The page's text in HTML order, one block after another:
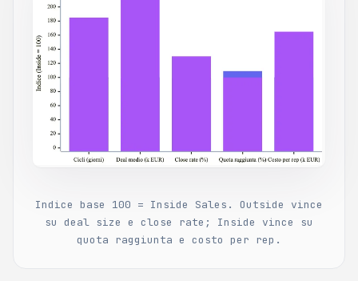
Indice base 100 = Inside Sales. Outside vince
su deal size e close rate; Inside vince su
quota raggiunta e costo per rep.